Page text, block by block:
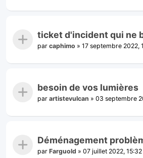
ticket d'incident qui ne
par caphimo » 17 septembre 2022,
besoin de vos lumières
par artistevulcan » 03 septembre
Déménagement
par Farguold » 07 juillet 2022, 15:32